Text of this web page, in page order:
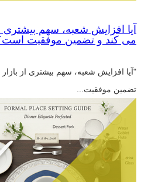
آیا افزایش شعبه، سهم بیشتری
می کند و تضمین موفقیت
"آیا افزایش شعبه، سهم بیشتری از
تضمین موفقیت...